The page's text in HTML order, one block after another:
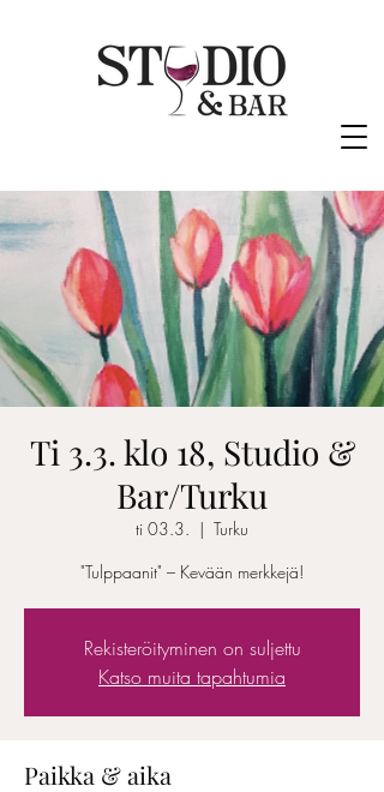
Ti 3.3. klo 18, Studio &
Bar/Turku
ti 03.3.
  |
Turku
"Tulppaanit" – Kevään merkkejä!
Rekisteröityminen on suljettu
Katso muita tapahtumia
Paikka & aika